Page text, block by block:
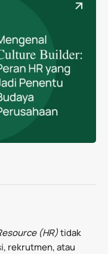
(HR)tidak
rekrutmen, atau